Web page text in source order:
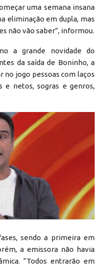
uma semana insana
eliminação em dupla, mas
não vão saber”, informou.
a grande novidade do
da saída de Boninho, a
no jogo pessoas com laços
e netos, sogras e genros,
sendo a primeira em
a emissora não havia
“Todos entrarão em